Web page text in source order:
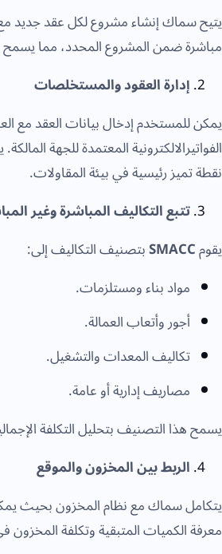
يتيح سماك إنشاء مشروع لكل عقد جديد
مباشرة ضمن المشروع المحدد، مما يسمح
إدارة العقود والمستخلصات
يمكن للمستخدم إدخال بيانات العقد مع
نقطة تميز رئيسية في بيئة المقاولات.
تتبع التكاليف المباشرة وغير
يقومSMACCبتصنيف التكاليف إلى:
مواد بناء ومستلزمات.
أجور وأتعاب العمالة.
تكاليف المعدات والتشغيل.
مصاريف إدارية أو عامة.
يسمح هذا التصنيف بتحليل التكلفة
الربط بين المخزون والموقع
يتكامل سماك مع نظام المخزون بحيث
معرفة الكميات المتبقية وتكلفة المخزون